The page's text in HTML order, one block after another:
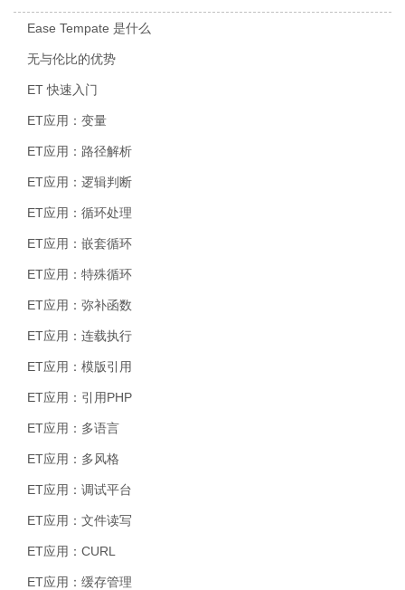
Ease Tempate 是什么
无与伦比的优势
ET 快速入门
ET应用：变量
ET应用：路径解析
ET应用：逻辑判断
ET应用：循环处理
ET应用：嵌套循环
ET应用：特殊循环
ET应用：弥补函数
ET应用：连载执行
ET应用：模版引用
ET应用：引用PHP
ET应用：多语言
ET应用：多风格
ET应用：调试平台
ET应用：文件读写
ET应用：CURL
ET应用：缓存管理